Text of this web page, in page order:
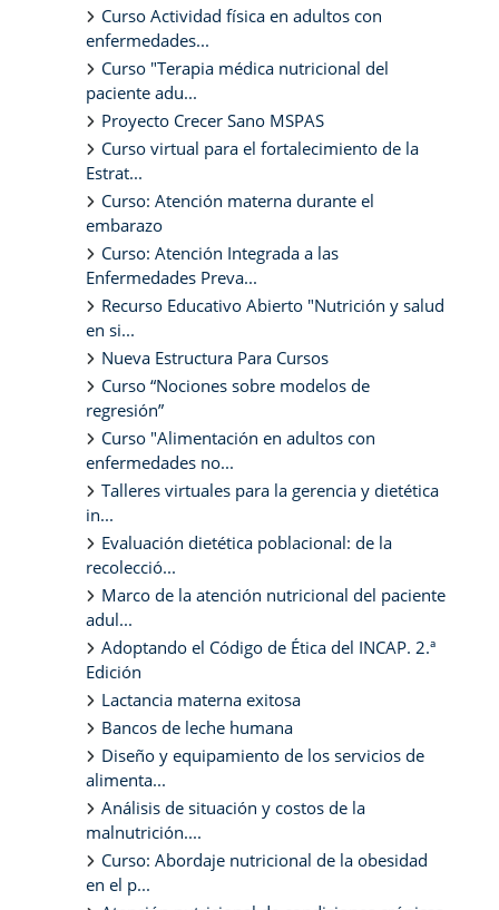
Curso Actividad física en adultos con
enfermedades...
Curso "Terapia médica nutricional del
paciente adu...
Proyecto Crecer Sano MSPAS
Curso virtual para el fortalecimiento de la
Estrat...
Curso: Atención materna durante el
embarazo
Curso: Atención Integrada a las
Enfermedades Preva...
Recurso Educativo Abierto "Nutrición y salud
en si...
Nueva Estructura Para Cursos
Curso “Nociones sobre modelos de
regresión”
Curso "Alimentación en adultos con
enfermedades no...
Talleres virtuales para la gerencia y dietética
in...
Evaluación dietética poblacional: de la
recolecció...
Marco de la atención nutricional del paciente
adul...
Adoptando el Código de Ética del INCAP. 2.ª
Edición
Lactancia materna exitosa
Bancos de leche humana
Diseño y equipamiento de los servicios de
alimenta...
Análisis de situación y costos de la
malnutrición....
Curso: Abordaje nutricional de la obesidad
en el p...